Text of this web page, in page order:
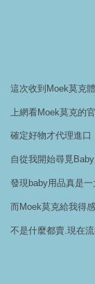
這次收到Moek莫克
上網看Moek莫克的
確定好物才代理進口
自從我開始尋覓
發現baby用品真是一
而Moek莫克給我得
不是什麼都賣.現在